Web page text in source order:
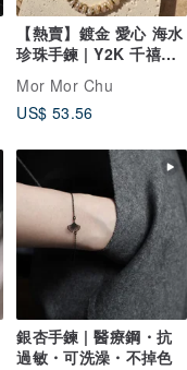
【熱賣】鍍金 愛心 海水
珍珠手鍊 | Y2K 千禧風
飾物歐美
Mor Mor Chu
US$ 53.56
銀杏手鍊 | 醫療鋼・抗
過敏・可洗澡・不掉色